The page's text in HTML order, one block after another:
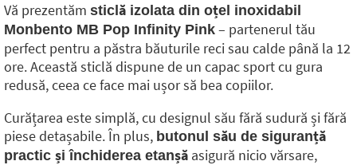
Vă prezentăm sticlă izolata din oțel inoxidabil
Monbento MB Pop Infinity Pink – partenerul tău
perfect pentru a păstra băuturile reci sau calde până la 12
ore. Această sticlă dispune de un capac sport cu gura
redusă, ceea ce face mai ușor să bea copiilor.
Curățarea este simplă, cu designul său fără sudură și fără
piese detașabile. În plus, butonul său de siguranță
practic și închiderea etanșă asigură nicio vărsare,